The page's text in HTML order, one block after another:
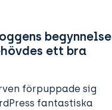
begynnelse
ett bra
förpuppade sig
fantastiska